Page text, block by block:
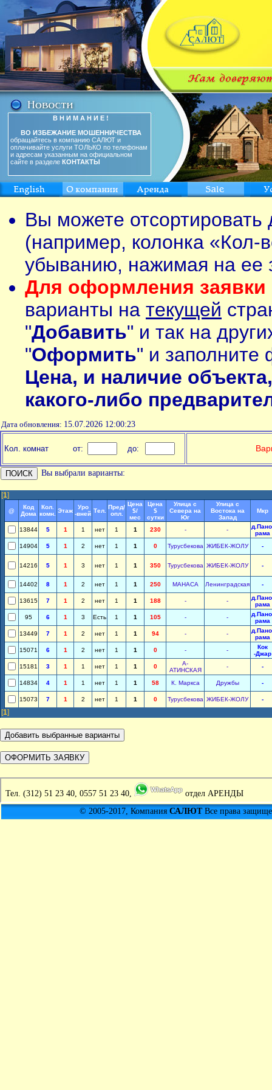
В Н И М А Н И Е !
ВО ИЗБЕЖАНИЕ МОШЕННИЧЕСТВА
обращайтесь в компанию САЛЮТ и
оплачивайте услуги ТОЛЬКО по телефонам
и адресам указанным на официальном
сайте в разделе КОНТАКТЫ
Вы можете
(например, колонка «Кол-
убыванию, нажимая на ее
Для оформления заявки
варианты на текущей
"Добавить" и так на
"Оформить" и заполните
Цена, и наличие
какого-либо
Дата обновления: 15.07.2026 12:00:23
Кол. комнат от: до:
Вы выбрали варианты:
[1]
@
Код
Дома
Кол.
комн. Этаж
Уро
-вней Тел.
Пред/
опл.
Цена
$/
мес
Цена
$
сутки
Улица с
Севера на
Юг
Улица с
Востока на
Запад
Мкр
13844 5 1 1 нет 1 1 230 - -
рама
14904
5 1 2 нет 1 1 0 Турусбекова ЖИБЕК-ЖОЛУ -
14216 5 1 3 нет 1 1 350 Турусбекова ЖИБЕК-ЖОЛУ -
14402 8 1 2 нет 1 1 250 МАНАСА Ленинградская -
13615 7 1 2 нет 1 1 188 - -
рама
95
6 1 3 Есть 1 1 105 - -
рама
13449
7 1 2 нет 1 1 94 - -
рама
15071
6 1 2 нет 1 1 0 - -
Кок
-Джар
15181
3 1 1 нет 1 1 0
А-
АТИНСКАЯ
- -
14834 4 1 1 нет 1 1 58 К. Маркса Дружбы -
15073 7 1 2 нет 1 1 0 Турусбекова ЖИБЕК-ЖОЛУ -
[1]
Тел. (312) 51 23 40, 0557 51 23 40,
отдел АРЕНДЫ
© 2005-2017, Компания САЛЮТВсе права